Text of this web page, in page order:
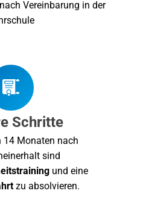
Vereinbarung in der
Schritte
14 Monaten nach
sind
und eine
zu absolvieren.